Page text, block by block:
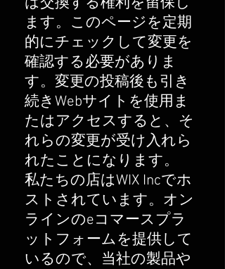
ます。このページを定期
的にチェックして変更を
確認する必要がありま
す。変更の投稿後も引き
続きWebサイトを使用ま
たはアクセスすると、そ
れらの変更が受け入れら
れたことになります。
私たちの店はWIX Incでホ
ストされています。オン
ラインのeコマースプラ
ットフォームを提供して
いるので、当社の製品や